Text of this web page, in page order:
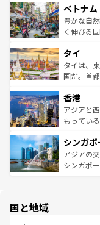
参照してほ
容にもい
照してほ
き、地方
できる。
まで、さ
リティに
覧を参照
ベトナム
豊かな自
く伸びる
急速な発
ーチミン
醸し出し
とつ。フ
ひ現地で
が旅行者
参照してほ
タイ
タイは、
国だ。首
の活気が
帯で自然
いビーチ
激する。
が待って
た文化、
香港
アジアと
もってい
み、どこ
ており、
うな絶景
シンガ
アジアの
シンガポ
国と地域